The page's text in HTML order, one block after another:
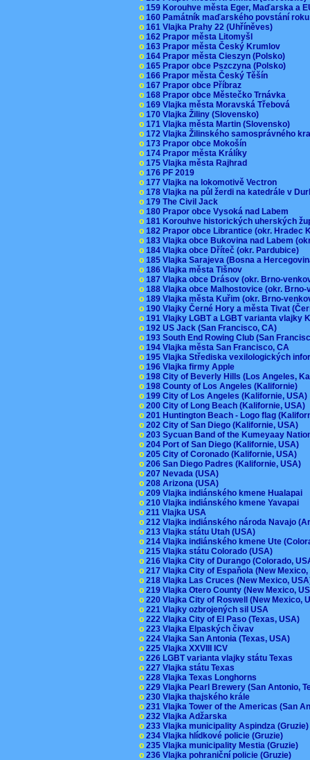
o 159 Korouhve města Eger, Maďarska a
o 160 Památník maďarského povstání
o 161 Vlajka Prahy 22 (Uhříněves)
o 162 Prapor města Litomyšl
o 163 Prapor města Český Krumlov
o 164 Prapor města Cieszyn (Polsko)
o 165 Prapor obce Pszczyna (Polsko)
o 166 Prapor města Český Těšín
o 167 Prapor obce Příbraz
o 168 Prapor obce Městečko Trnávka
o 169 Vlajka města Moravská Třebová
o 170 Vlajka Žiliny (Slovensko)
o 171 Vlajka města Martin (Slovensko)
o 172 Vlajka Žilinského samosprávného
o 173 Prapor obce Mokošín
o 174 Prapor města Králíky
o 175 Vlajka města Rajhrad
o 176 PF 2019
o 177 Vlajka na lokomotivě Vectron
o 178 Vlajka na půl žerdi na katedrále v
o 179 The Civil Jack
o 180 Prapor obce Vysoká nad Labem
o 181 Korouhve historických uherských
o 182 Prapor obce Librantice (okr. Hradec
o 183 Vlajka obce Bukovina nad Labem
o 184 Vlajka obce Dříteč (okr. Pardubice)
o 185 Vlajka Sarajeva (Bosna a
o 186 Vlajka města Tišnov
o 187 Vlajka obce Drásov (okr. Brno-
o 188 Vlajka obce Malhostovice (okr.
o 189 Vlajka města Kuřim (okr. Brno-
o 190 Vlajky Černé Hory a města Tivat
o 191 Vlajky LGBT a LGBT varianta vlajky
o 192 US Jack (San Francisco, CA)
o 193 South End Rowing Club (San
o 194 Vlajka města San Francisco, CA
o 195 Vlajka Střediska vexilologických
o 196 Vlajka firmy Apple
o 198 City of Beverly Hills (Los Angeles,
o 198 County of Los Angeles (Kalifornie)
o 199 City of Los Angeles (Kalifornie,
o 200 City of Long Beach (Kalifornie, USA)
o 201 Huntington Beach - Logo flag
o 202 City of San Diego (Kalifornie, USA)
o 203 Sycuan Band of the Kumeyaay
o 204 Port of San Diego (Kalifornie, USA)
o 205 City of Coronado (Kalifornie, USA)
o 206 San Diego Padres (Kalifornie, USA)
o 207 Nevada (USA)
o 208 Arizona (USA)
o 209 Vlajka indiánského kmene Hualapai
o 210 Vlajka indiánského kmene Yavapai
o 211 Vlajka USA
o 212 Vlajka indiánského národa Navajo
o 213 Vlajka státu Utah (USA)
o 214 Vlajka indiánského kmene Ute
o 215 Vlajka státu Colorado (USA)
o 216 Vlajka City of Durango (Colorado,
o 217 Vlajka City of Espaňola (New
o 218 Vlajka Las Cruces (New Mexico,
o 219 Vlajka Otero County (New Mexico,
o 220 Vlajka City of Roswell (New Mexico,
o 221 Vlajky ozbrojených sil USA
o 222 Vlajka City of El Paso (Texas, USA)
o 223 Vlajka Elpaských čivav
o 224 Vlajka San Antonia (Texas, USA)
o 225 Vlajka XXVIII ICV
o 226 LGBT varianta vlajky státu Texas
o 227 Vlajka státu Texas
o 228 Vlajka Texas Longhorns
o 229 Vlajka Pearl Brewery (San Antonio,
o 230 Vlajka thajského krále
o 231 Vlajka Tower of the Americas (San
o 232 Vlajka Adžarska
o 233 Vlajka municipality Aspindza
o 234 Vlajka hlídkové policie (Gruzie)
o 235 Vlajka municipality Mestia (Gruzie)
o 236 Vlajka pohraniční policie (Gruzie)